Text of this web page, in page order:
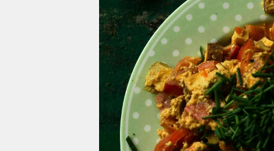
veranstaltungen
shop
fragen & hilfe
unterstützen
abo
genossenschaft